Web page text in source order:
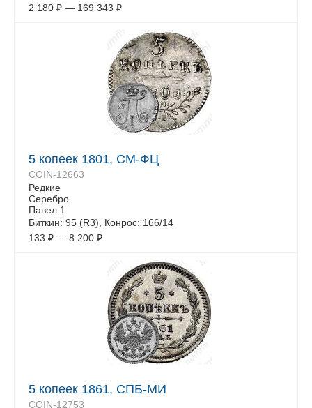
2 180 ₽ — 169 343 ₽
5 копеек 1801, СМ-ФЦ
COIN-12663
Редкие
Серебро
Павел 1
Биткин: 95 (R3), Конрос: 166/14
133 ₽ — 8 200 ₽
5 копеек 1861, СПБ-МИ
COIN-12753